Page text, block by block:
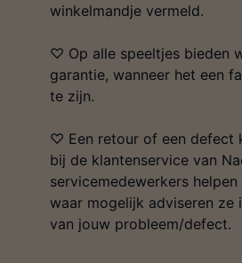
winkelmandje vermeld.
♡ Op alle speeltjes bieden
garantie, wanneer het een
te zijn.
♡ Een retour of een defect
bij de klantenservice van
servicemedewerkers
waar mogelijk adviseren ze
van jouw probleem/defect.